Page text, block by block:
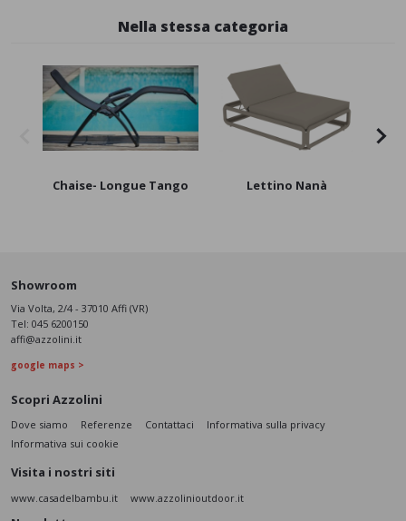
Nella stessa categoria
Chaise- Longue Tango Lettino Nanà
Showroom
Via Volta, 2/4 - 37010 Affi (VR)
Tel: 045 6200150
affi@azzolini.it
google maps >
Scopri Azzolini
Dove siamo Referenze Contattaci
Informativa sulla privacy
Informativa sui cookie
Visita i nostri siti
www.casadelbambu.it www.azzolinioutdoor.it